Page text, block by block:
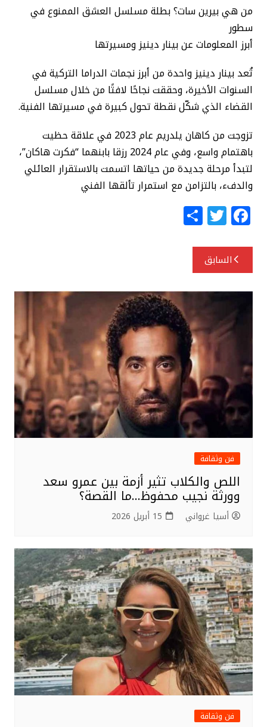
من هي بيرين سات؟ بطلة مسلسل العشق الممنوع في
سطور
أبرز المعلومات عن بينار دينيز ومسيرتها
تُعد بينار دينيز واحدة من أبرز نجمات الدراما التركية في
السنوات الأخيرة، وحققت نجاحًا لافتًا من خلال مسلسل
القضاء الذي شكّل نقطة تحول كبيرة في مسيرتها الفنية.
تزوجت من كاهان يلدريم عام 2023 في علاقة حظيت
باهتمام واسع، وفي عام 2024 رزقا بابنهما “فكرت هاكان”،
لتبدأ مرحلة جديدة من حياتها اتسمت بالاستقرار العائلي
والدفء، بالتزامن مع استمرار تألقها الفني
F
a
c
e
b
o
o
k
T
w
itt
e
r
S
h
تصفّح
المقالات
السابق
فن وثقافة
اللص والكلاب تثير أزمة بين عمرو سعد
وورثة نجيب محفوظ…ما القصة؟
أسيا غرواني 15 أبريل 2026
فن وثقافة